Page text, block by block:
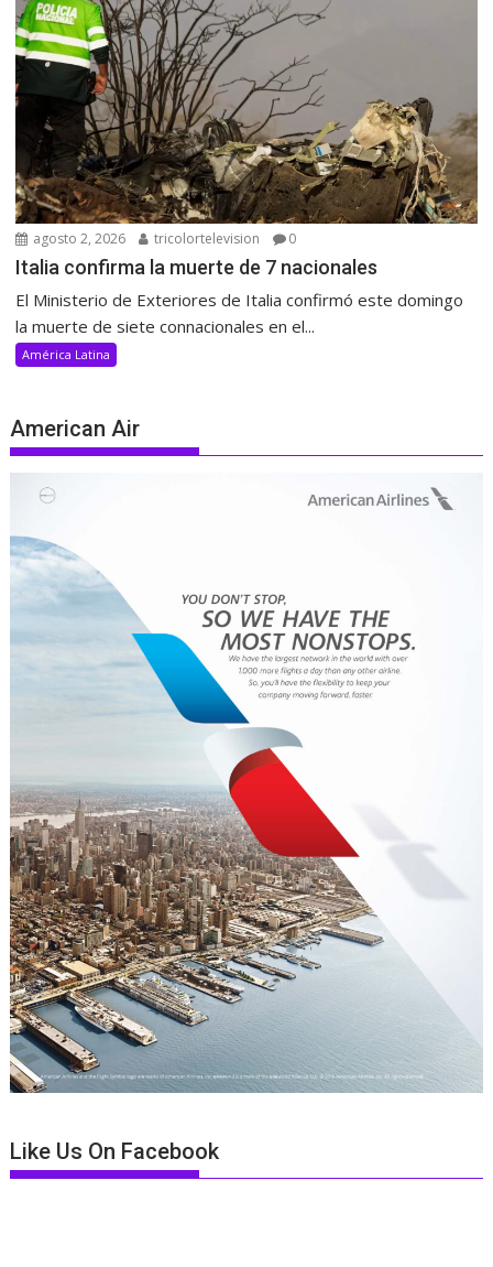
agosto 2, 2026 tricolortelevision 0
Italia confirma la muerte de 7 nacionales
El Ministerio de Exteriores de Italia confirmó este domingo
la muerte de siete connacionales en el...
América Latina
American Air
Like Us On Facebook